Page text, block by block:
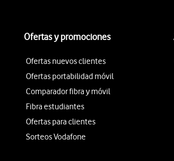
Ofertas y promociones
Ofertas nuevos clientes
Ofertas portabilidad móvil
Comparador fibra y móvil
Fibra estudiantes
Ofertas para clientes
Sorteos Vodafone